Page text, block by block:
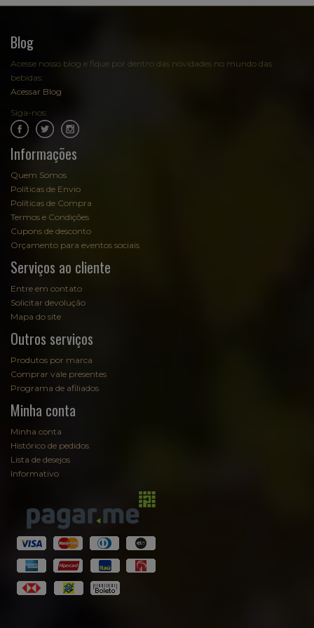
Blog
Acesse nosso blog e fique por dentro das novidades no mundo das
bebidas:
Acessar Blog
Siga-nos:
Informações
Quem Somos
Políticas de Envio
Políticas de Compra
Termos e Condições
Cupons de desconto
Orçamento para eventos sociais
Serviços ao cliente
Entre em contato
Solicitar devolução
Mapa do site
Outros serviços
Produtos por marca
Comprar vale presentes
Programa de afiliados
Minha conta
Minha conta
Histórico de pedidos
Lista de desejos
Informativo